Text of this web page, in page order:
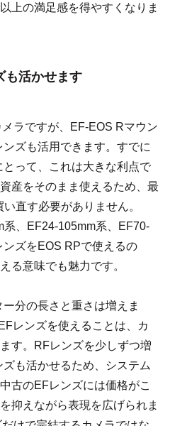
上の満足感を得やすくなりま
も活かせます
ラですが、EF-EOS Rマウン
ズも活用できます。すでに
って、これは大きな利点で
産をそのまま使えるため、最
直す必要がありません。
系、EF24-105mm系、EF70-
ズをEOS RPで使えるの
る意味でも魅力です。
分の長さと重さは増えま
レンズを使えることは、カ
す。RFレンズを少しずつ増
も活かせるため、システム
古のEFレンズには価格がこ
抑えながら表現を広げられま